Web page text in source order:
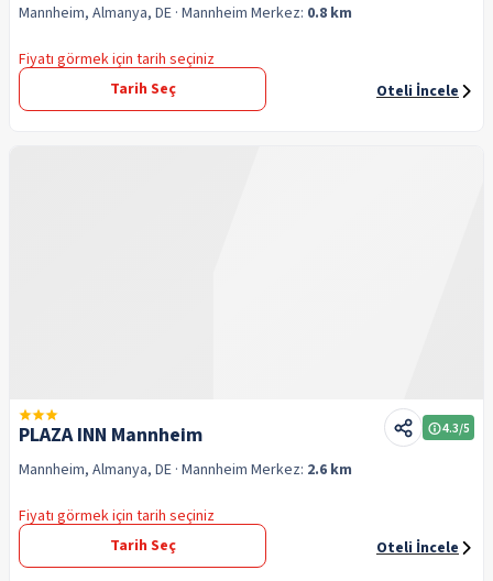
Mannheim, Almanya, DE · Mannheim Merkez: 0.8 km
Fiyatı görmek için tarih seçiniz
Tarih Seç
Oteli İncele
PLAZA INN Mannheim 4.3/5
Mannheim, Almanya, DE · Mannheim Merkez: 2.6 km
Fiyatı görmek için tarih seçiniz
Tarih Seç
Oteli İncele